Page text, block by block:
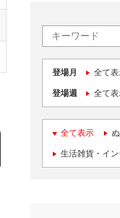
登場月 全て
登場週 全て
全て表示
生活雑貨・イ